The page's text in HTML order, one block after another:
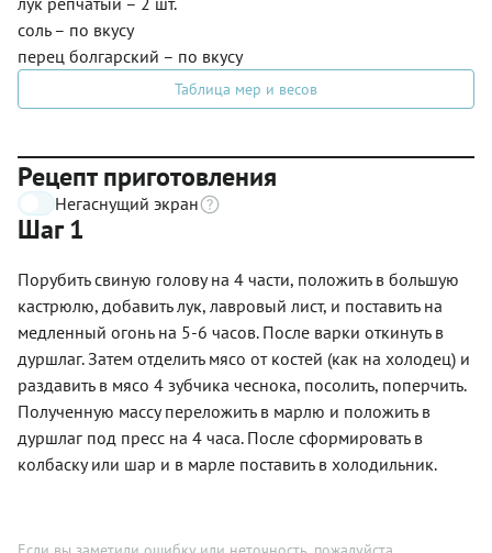
соль – по вкусу
перец болгарский – по вкусу
Таблица мер и весов
Рецепт приготовления
Негаснущий экран
Шаг 1
Порубить свиную голову на 4 части, положить в большую
кастрюлю, добавить лук, лавровый лист, и поставить на
медленный огонь на 5-6 часов. После варки откинуть в
дуршлаг. Затем отделить мясо от костей (как на холодец) и
раздавить в мясо 4 зубчика чеснока, посолить, поперчить.
Полученную массу переложить в марлю и положить в
дуршлаг под пресс на 4 часа. После сформировать в
колбаску или шар и в марле поставить в холодильник.